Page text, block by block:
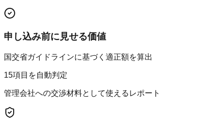
申し込み前に見せる価値
国交省ガイドラインに基づく適正額を算出
15項目を自動判定
管理会社への交渉材料として使えるレポート